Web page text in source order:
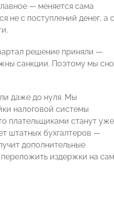
— меняется сама
не с поступлений денег, а с
решение приняли —
санкции. Поэтому мы
даже до нуля. Мы
налоговой системы
плательщиками станут
штатных бухгалтеров —
дополнительные
переложить издержки на